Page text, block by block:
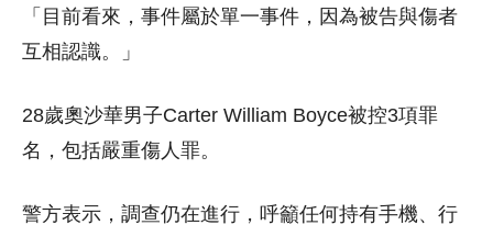
「目前看來，事件屬於單一事件，因為被告與傷者
互相認識。」
28歲奧沙華男子Carter William Boyce被控3項罪
名，包括嚴重傷人罪。
警方表示，調查仍在進行，呼籲任何持有手機、行